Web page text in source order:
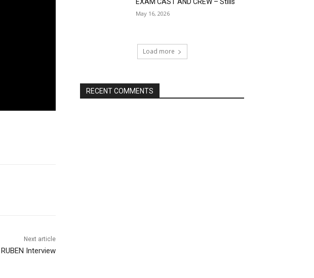
Next article
Interview
May 16, 2026
Load more
RECENT COMMENTS